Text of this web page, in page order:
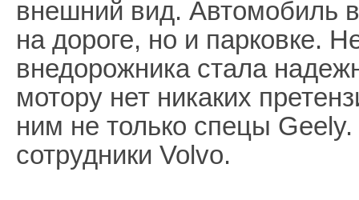
внешний вид. Автомобиль
на дороге, но и парковке.
внедорожника стала
мотору нет никаких
ним не только спецы
сотрудники Volvo.